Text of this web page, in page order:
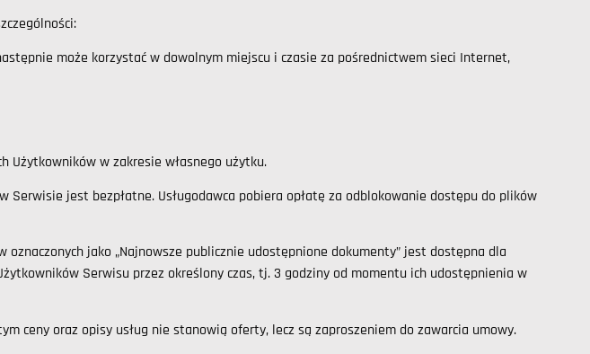
może korzystać w dowolnym miejscu i czasie za pośrednictwem sieci Internet,
Użytkowników w zakresie własnego użytku.
Serwisie jest bezpłatne. Usługodawca pobiera opłatę za odblokowanie dostępu do plików
oznaczonych jako „Najnowsze publicznie udostępnione dokumenty” jest dostępna dla
Serwisu przez określony czas, tj. 3 godziny od momentu ich udostępnienia w
ceny oraz opisy usług nie stanowią oferty, lecz są zaproszeniem do zawarcia umowy.